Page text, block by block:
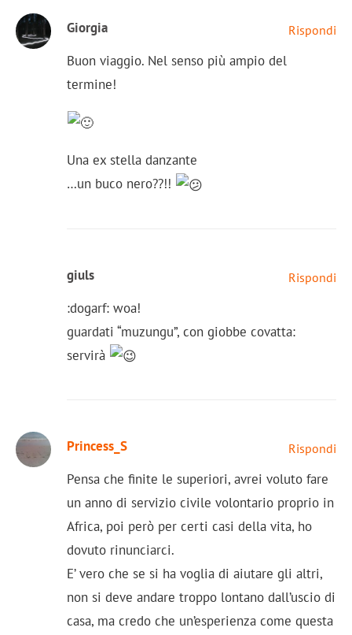
Giorgia Rispondi
Buon viaggio. Nel senso più ampio del
termine!
Una ex stella danzante
…un buco nero??!!
giuls Rispondi
:dogarf: woa!
guardati “muzungu”, con giobbe covatta:
servirà
Princess_S Rispondi
Pensa che finite le superiori, avrei voluto fare
un anno di servizio civile volontario proprio in
Africa, poi però per certi casi della vita, ho
dovuto rinunciarci.
E’ vero che se si ha voglia di aiutare gli altri,
non si deve andare troppo lontano dall’uscio di
casa, ma credo che un’esperienza come questa